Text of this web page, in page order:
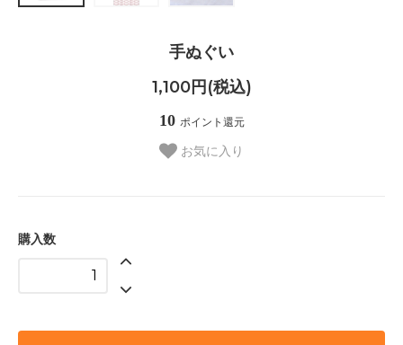
手ぬぐい
1,100円(税込)
10 ポイント還元
お気に入り
購入数